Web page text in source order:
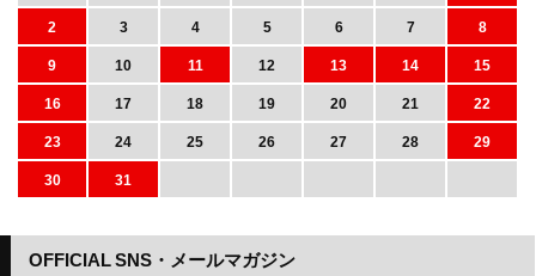
OFFICIAL SNS・メールマガジン
2
3 4 5 6 7
8
9
10 11 12 13 14
15
16
17 18 19 20 21
22
23
24 25 26 27 28
29
30
31